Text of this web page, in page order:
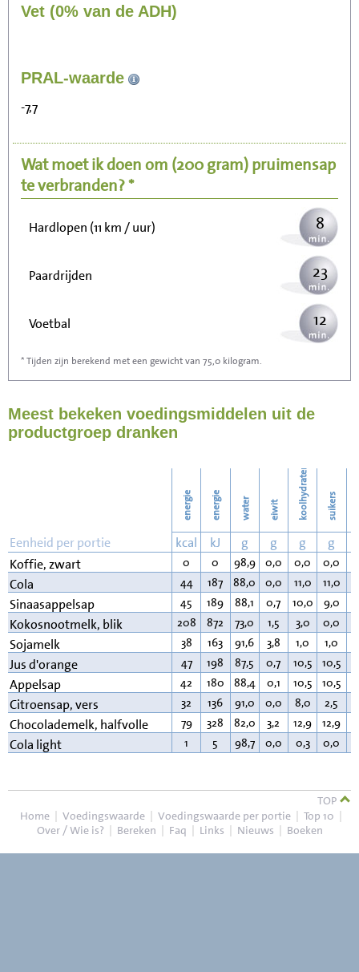
Vet (0% van de ADH)
PRAL-waarde
-7,7
Wat moet ik doen om (200 gram)pruimensap
te verbranden? *
Zitten, tv kijken
Wandelen (5 km/uur) 21
Hardlopen (11 km / uur) 8
Paardrijden 23
Voetbal 12
Stofzuigen
Strijken 40
46
* Tijden zijn berekend met een gewicht van 75,0 kilogram.
Meest bekeken voedingsmiddelen uit de
productgroep dranken
energie energie water eiwit koolhydraten suikers
Eenheid per portie kcal kJ g g g g
Koffie, zwart
0 0 98,9 0,0 0,0 0,0
Cola 44 187 88,0 0,0 11,0 11,0
Sinaasappelsap 45 189 88,1 0,7 10,0 9,0
Kokosnootmelk, blik 208 872 73,0 1,5 3,0 0,0
Sojamelk 38 163 91,6 3,8 1,0 1,0
Jus d'orange 47 198 87,5 0,7 10,5 10,5
Appelsap 42 180 88,4 0,1 10,5 10,5
Citroensap, vers 32 136 91,0 0,0 8,0 2,5
Chocolademelk, halfvolle 79 328 82,0 3,2 12,9 12,9
Cola light 1 5 98,7 0,0 0,3 0,0
TOP
Home | Voedingswaarde | Voedingswaarde per portie | Top 10 |
Over / Wie is? | Bereken | Faq | Links | Nieuws | Boeken